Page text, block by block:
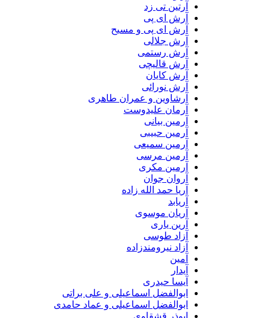
آرتین تی زد
آرش ای پی
آرش ای پی و مسیح
آرش جلالی
آرش رستمی
آرش قالیچی
آرش کایان
آرش نورائی
آرشاوین و عمران طاهری
آرمان علیدوست
آرمین بیانی
آرمین حبیبی
آرمین سمیعی
آرمین مرسی
آرمین مکری
آروان جوان
آریا حمد الله زاده
آریابد
آریان موسوی
آرین یاری
آزاد طوسی
آزاد نیرومندزاده
آمین
آیدار
آیسا حیدری
ابوالفضل اسماعیلی و علی براتی
ابوالفضل اسماعیلی و عماد حامدی
ابوذر قشقاوی